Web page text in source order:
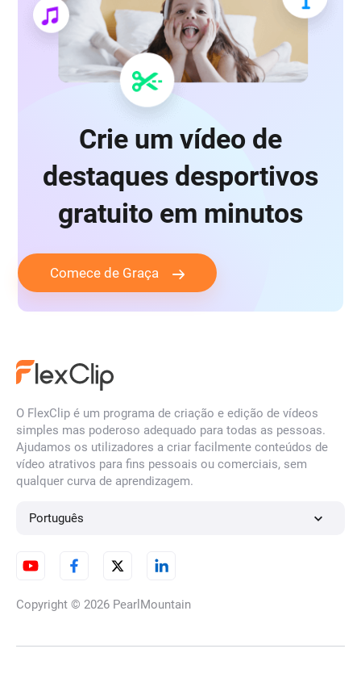
Crie um vídeo de
destaques desportivos
gratuito em minutos
Comece de Graça
O FlexClip é um programa de criação e edição de vídeos
simples mas poderoso adequado para todas as pessoas.
Ajudamos os utilizadores a criar facilmente conteúdos de
vídeo atrativos para fins pessoais ou comerciais, sem
qualquer curva de aprendizagem.
Português
Copyright © 2026 PearlMountain